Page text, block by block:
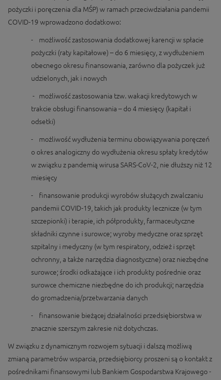
pożyczki i poręczenia dla MŚP) w ramach przeciwdziałania pandemii
COVID-19 wprowadzono dodatkowo:
- możliwość zastosowania dodatkowej karencji w spłacie
pożyczki (raty kapitałowe) – do 6 miesięcy, z wydłużeniem
obecnego okresu finansowania, zarówno dla pożyczek już
udzielonych, jak i nowych
- możliwość zastosowania tzw. wakacji kredytowych w
trakcie obsługi finansowania – do 4 miesięcy (kapitał i
odsetki)
- możliwość wydłużenia terminu obowiązywania poręczeń
o okres analogiczny do wydłużenia okresu spłaty kredytów
w związku z pandemią wirusa SARS-CoV-2, nie dłuższy niż 12
miesięcy
- finansowanie produkcji wyrobów służących zwalczaniu
pandemii COVID-19, takich jak produkty lecznicze (w tym
szczepionki) i terapie, ich półprodukty, farmaceutyczne
składniki czynne i surowce; wyroby medyczne oraz sprzęt
szpitalny i medyczny (w tym respiratory, odzież i sprzęt
ochronny, a także narzędzia diagnostyczne) oraz niezbędne
surowce; środki odkażające i ich produkty pośrednie oraz
surowce chemiczne niezbędne do ich produkcji; narzędzia
do gromadzenia/przetwarzania danych
- finansowanie bieżącej działalności przedsiębiorstwa w
znacznie szerszym zakresie niż dotychczas.
W związku z dynamicznym rozwojem sytuacji i dalszą możliwą
zmianą parametrów wsparcia, przedsiębiorcy proszeni są o kontakt z
pośrednikami finansowymi lub Bankiem Gospodarstwa Krajowego -